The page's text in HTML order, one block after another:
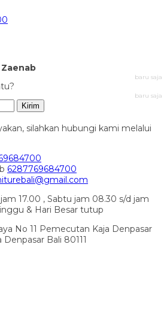
Zaenab
baru saja
baru saja
Kirim
silahkan hubungi kami melalui
6287769684700
17.00 , Sabtu jam 08.30 s/d jam
& Hari Besar tutup
No 11 Pemecutan Kaja Denpasar
Denpasar Bali 80111